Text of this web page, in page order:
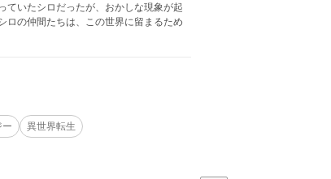
ていたシロだったが、おかしな現象が起
ロの仲間たちは、この世界に留まるため
異世界転生